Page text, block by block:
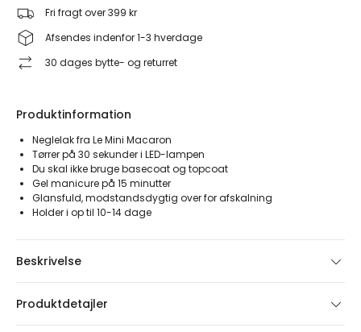
Fri fragt over 399 kr
Afsendes indenfor 1-3 hverdage
30 dages bytte- og returret
Produktinformation
Neglelak fra Le Mini Macaron
Tørrer på 30 sekunder i LED-lampen
Du skal ikke bruge basecoat og topcoat
Gel manicure på 15 minutter
Glansfuld, modstandsdygtig over for afskalning
Holder i op til 10-14 dage
Beskrivelse
Produktdetajler